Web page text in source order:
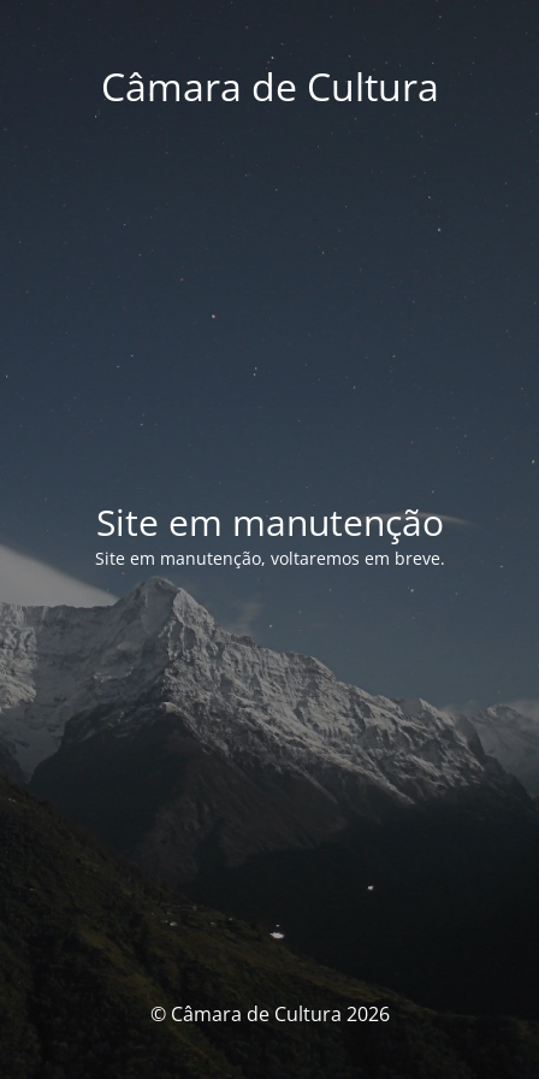
Câmara de Cultura
Site em manutenção
Site em manutenção, voltaremos em breve.
© Câmara de Cultura 2026